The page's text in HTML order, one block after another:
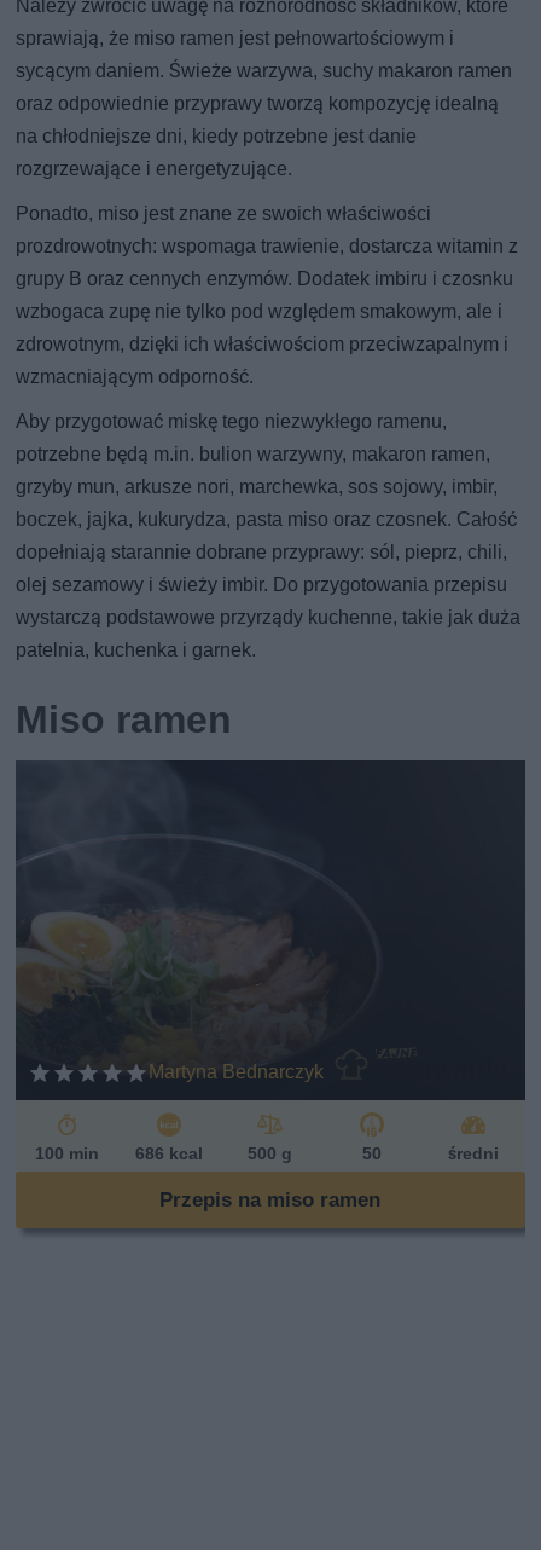
Należy zwrócić uwagę na różnorodność składników, które
sprawiają, że miso ramen jest pełnowartościowym i
sycącym daniem. Świeże warzywa, suchy makaron ramen
oraz odpowiednie przyprawy tworzą kompozycję idealną
na chłodniejsze dni, kiedy potrzebne jest danie
rozgrzewające i energetyzujące.
Ponadto, miso jest znane ze swoich właściwości
prozdrowotnych: wspomaga trawienie, dostarcza witamin z
grupy B oraz cennych enzymów. Dodatek imbiru i czosnku
wzbogaca zupę nie tylko pod względem smakowym, ale i
zdrowotnym, dzięki ich właściwościom przeciwzapalnym i
wzmacniającym odporność.
Aby przygotować miskę tego niezwykłego ramenu,
potrzebne będą m.in. bulion warzywny, makaron ramen,
grzyby mun, arkusze nori, marchewka, sos sojowy, imbir,
boczek, jajka, kukurydza, pasta miso oraz czosnek. Całość
dopełniają starannie dobrane przyprawy: sól, pieprz, chili,
olej sezamowy i świeży imbir. Do przygotowania przepisu
wystarczą podstawowe przyrządy kuchenne, takie jak duża
patelnia, kuchenka i garnek.
Miso ramen
Martyna Bednarczyk
100 min 686 kcal 500 g 50 średni
Przepis na miso ramen